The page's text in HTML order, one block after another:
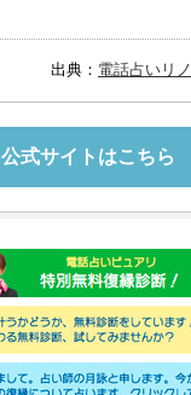
出典： 電話占いリ
公式サイトはこちら